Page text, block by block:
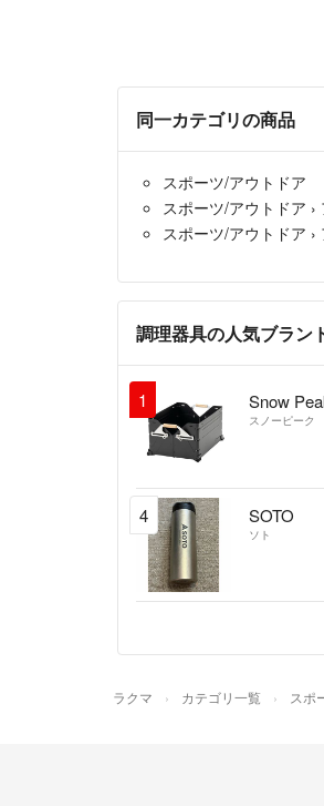
同一カテゴリの商品
スポーツ/アウトドア
スポーツ/アウトドア ›
スポーツ/アウトドア ›
調理器具の人気ブラン
1 Snow
スノーピーク
4 SOTO
ソト
ラクマ カテゴリ一覧 スポ